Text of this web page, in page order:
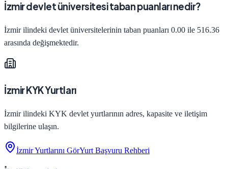
İzmirdevlet üniversitesi taban puanları nedir?
İzmirilindeki devlet üniversitelerinin taban puanları 0.00 ile 516.36
arasında değişmektedir.
İzmirKYK Yurtları
İzmirilindeki KYK devlet yurtlarının adres, kapasite ve iletişim
bilgilerine ulaşın.
İzmirYurtlarını GörYurt Başvuru Rehberi